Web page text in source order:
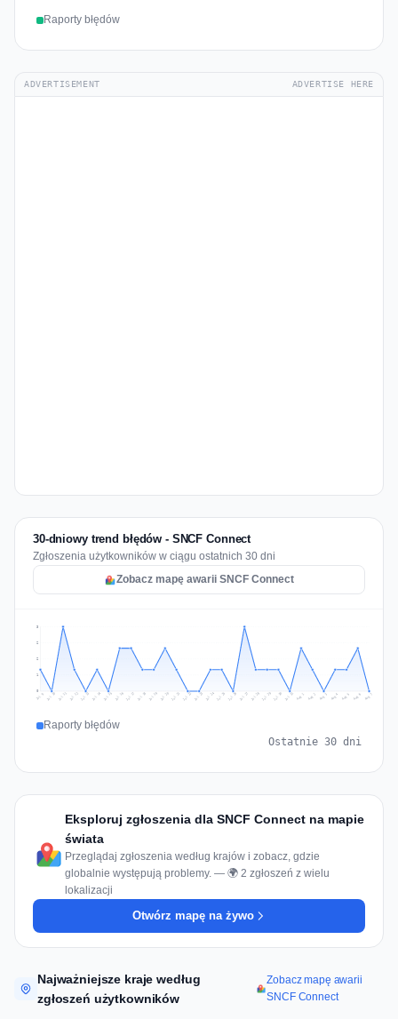
Raporty błędów
ADVERTISEMENT ADVERTISE HERE
30-dniowy trend błędów - SNCF Connect
Zgłoszenia użytkowników w ciągu ostatnich 30 dni
Zobacz mapę awarii SNCF Connect
1
2
2
3
Jul 9 Jul 10 Jul 11 Jul 12 Jul 13 Jul 14 Jul 15 Jul 16 Jul 17 Jul 18 Jul 19 Jul 20 Jul 21 Jul 22 Jul 23 Jul 24 Jul 25 Jul 26 Jul 27 Jul 28 Jul 29 Jul 30 Jul 31 Aug 1 Aug 2 Aug 3 Aug 4 Aug 5 Aug 6 Aug 7
Raporty błędów
Ostatnie 30 dni
Eksploruj zgłoszenia dla SNCF Connect na mapie
świata
Przeglądaj zgłoszenia według krajów i zobacz, gdzie
globalnie występują problemy. — 🌍 2 zgłoszeń z wielu
lokalizacji
Otwórz mapę na żywo
Najważniejsze kraje według
zgłoszeń użytkowników
Zobacz mapę awarii
SNCF Connect